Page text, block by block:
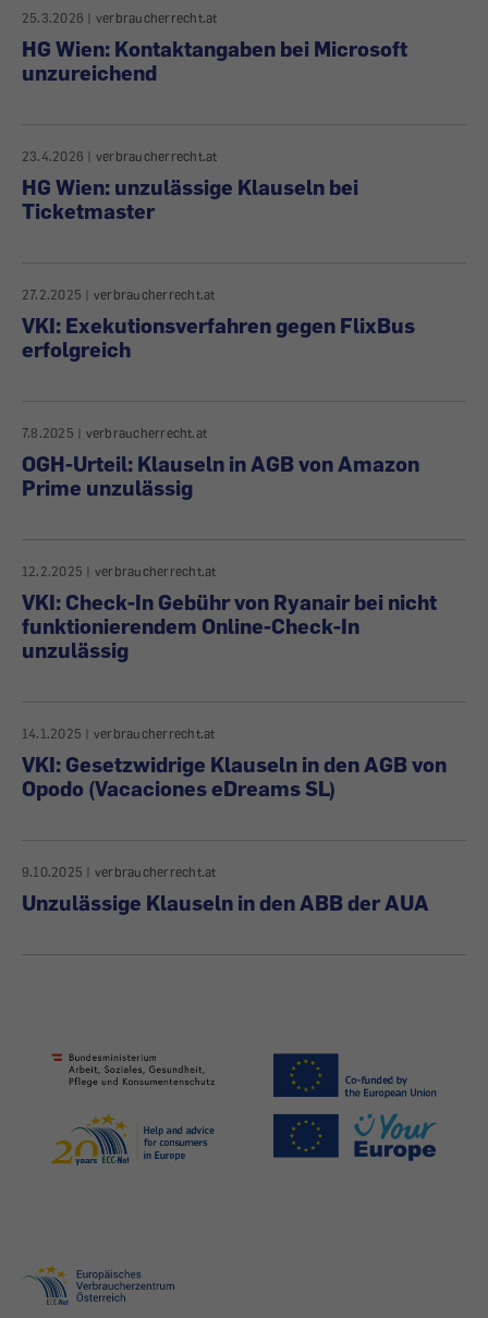
25.3.2026 | verbraucherrecht.at
HG Wien: Kontaktangaben bei Microsoft
unzureichend
23.4.2026 | verbraucherrecht.at
HG Wien: unzulässige Klauseln bei
Ticketmaster
27.2.2025 | verbraucherrecht.at
VKI: Exekutionsverfahren gegen FlixBus
erfolgreich
7.8.2025 | verbraucherrecht.at
OGH-Urteil: Klauseln in AGB von Amazon
Prime unzulässig
12.2.2025 | verbraucherrecht.at
VKI: Check-In Gebühr von Ryanair bei nicht
funktionierendem Online-Check-In
unzulässig
14.1.2025 | verbraucherrecht.at
VKI: Gesetzwidrige Klauseln in den AGB von
Opodo (Vacaciones eDreams SL)
9.10.2025 | verbraucherrecht.at
Unzulässige Klauseln in den ABB der AUA